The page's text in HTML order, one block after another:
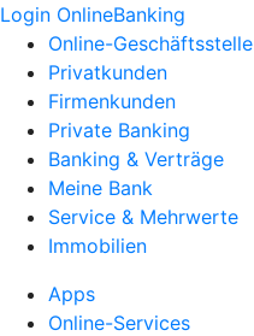
Login OnlineBanking
Online-Geschäftsstelle
Privatkunden
Firmenkunden
Private Banking
Banking & Verträge
Meine Bank
Service & Mehrwerte
Immobilien
Apps
Online-Services